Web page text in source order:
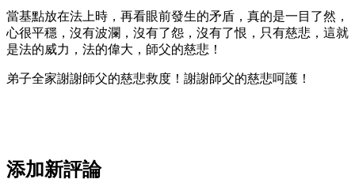
當基點放在法上時，再看眼前發生的矛盾，真的是一目了然，
心很平穩，沒有波瀾，沒有了怨，沒有了恨，只有慈悲，這就
是法的威力，法的偉大，師父的慈悲！
弟子全家謝謝師父的慈悲救度！謝謝師父的慈悲呵護！
添加新評論